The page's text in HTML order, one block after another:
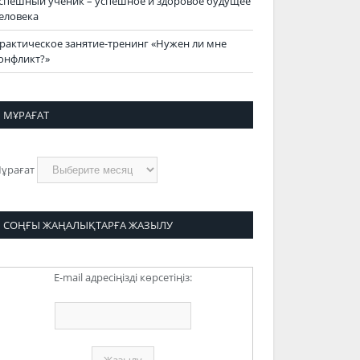
занятие-тренинг «Нужен ли мне
МҰРАҒАТ
СОҢҒЫ ЖАҢАЛЫҚТАРҒА ЖАЗЫЛУ
E-mail адресіңізді көрсетіңіз: